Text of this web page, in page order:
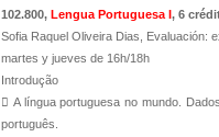
102.800, Lengua Portuguesa I, 6
Sofia Raquel Oliveira Dias, Evaluación:
martes y jueves de 16h/18h
Introdução
 A língua portuguesa no mundo.
português.